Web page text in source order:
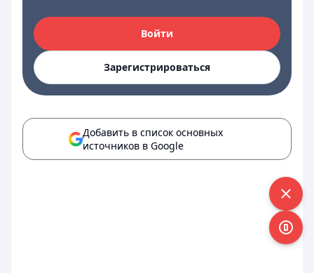
Войти
Зарегистрироваться
Добавить в список основных
источников в Google